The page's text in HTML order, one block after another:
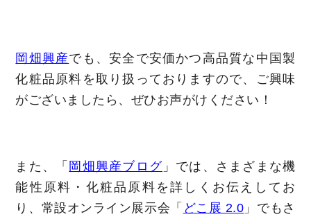
岡畑興産でも、安全で安価かつ高品質な中国製
化粧品原料を取り扱っておりますので、ご興味
がございましたら、ぜひお声がけください！
また、「 岡畑興産ブログ 」では、さまざまな機
能性原料・化粧品原料を詳しくお伝えしてお
り、常設オンライン展示会「 どこ展 2.0 」でもさ